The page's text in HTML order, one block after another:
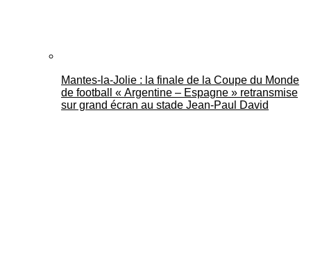
Mantes-la-Jolie : la finale de la Coupe du Monde
de football « Argentine – Espagne » retransmise
sur grand écran au stade Jean-Paul David